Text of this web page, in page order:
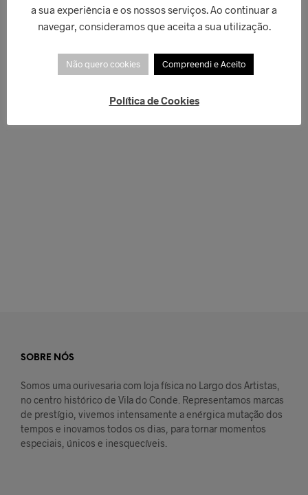
SOBRE NÓS
Somos uma ourivesaria com loja física no Largo dos Artistas,
no centro histórico de Vila do Conde. Representamos marcas
de prestígio, vivemos intensamente a enérgica mutação dos
tempos e inovamos todos os dias, para tornar momentos
especiais, únicos e inesquecíveis.
a sua experiência e os nossos serviços. Ao continuar a
navegar, consideramos que aceita a sua utilização.
Não quero cookies Compreendi e Aceito
Política de Cookies